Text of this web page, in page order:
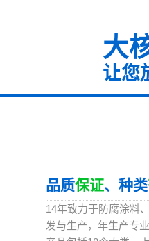
大
让您
品质保证、种类
14年致力于防腐涂料
发与生产，年生产专